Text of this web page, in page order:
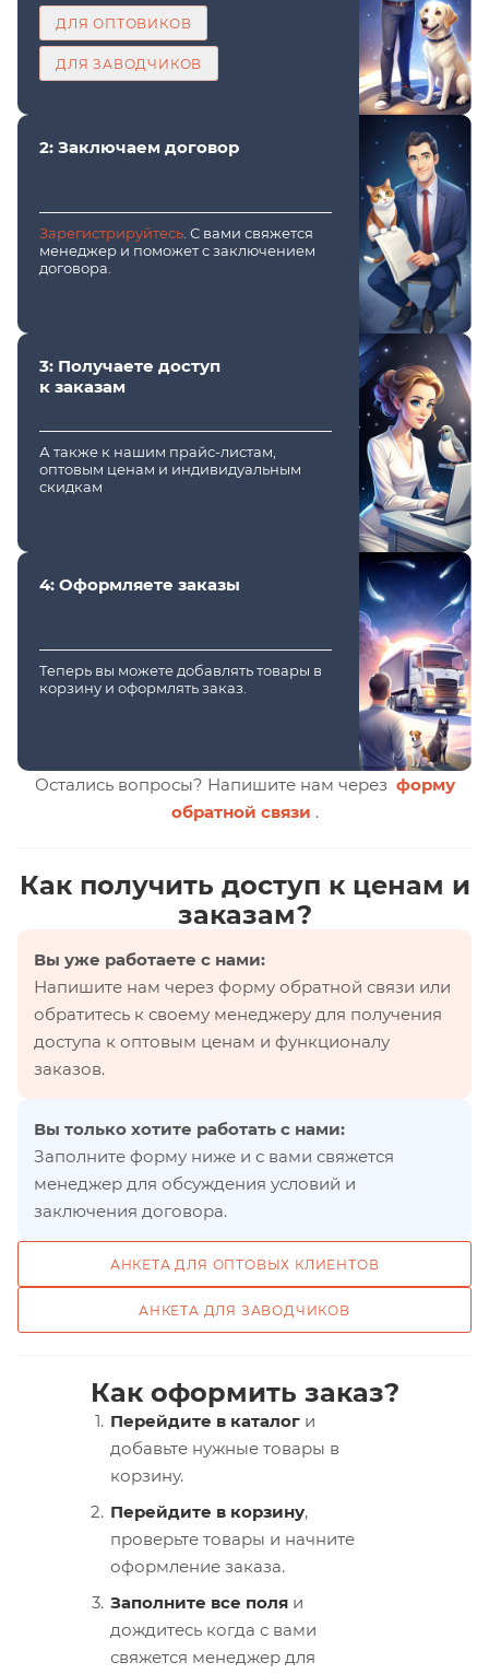
ДЛЯ ОПТОВИКОВ
ДЛЯ ЗАВОДЧИКОВ
2: Заключаем договор
Зарегистрируйтесь . С вами свяжется
менеджер и поможет с заключением
договора.
3: Получаете доступ
к заказам
А также к нашим прайс-листам,
оптовым ценам и индивидуальным
скидкам
4: Оформляете заказы
Теперь вы можете добавлять товары в
корзину и оформлять заказ.
Остались вопросы? Напишите нам через форму
обратной связи .
Как получить доступ к ценам и
заказам?
Вы уже работаете с нами:
Напишите нам через форму обратной связи или
обратитесь к своему менеджеру для получения
доступа к оптовым ценам и функционалу
заказов.
Вы только хотите работать с нами:
Заполните форму ниже и с вами свяжется
менеджер для обсуждения условий и
заключения договора.
АНКЕТА ДЛЯ ОПТОВЫХ КЛИЕНТОВ
АНКЕТА ДЛЯ ЗАВОДЧИКОВ
Как оформить заказ?
Перейдите в каталог и
добавьте нужные товары в
корзину.
Перейдите в корзину,
проверьте товары и начните
оформление заказа.
Заполните все поля и
дождитесь когда с вами
свяжется менеджер для